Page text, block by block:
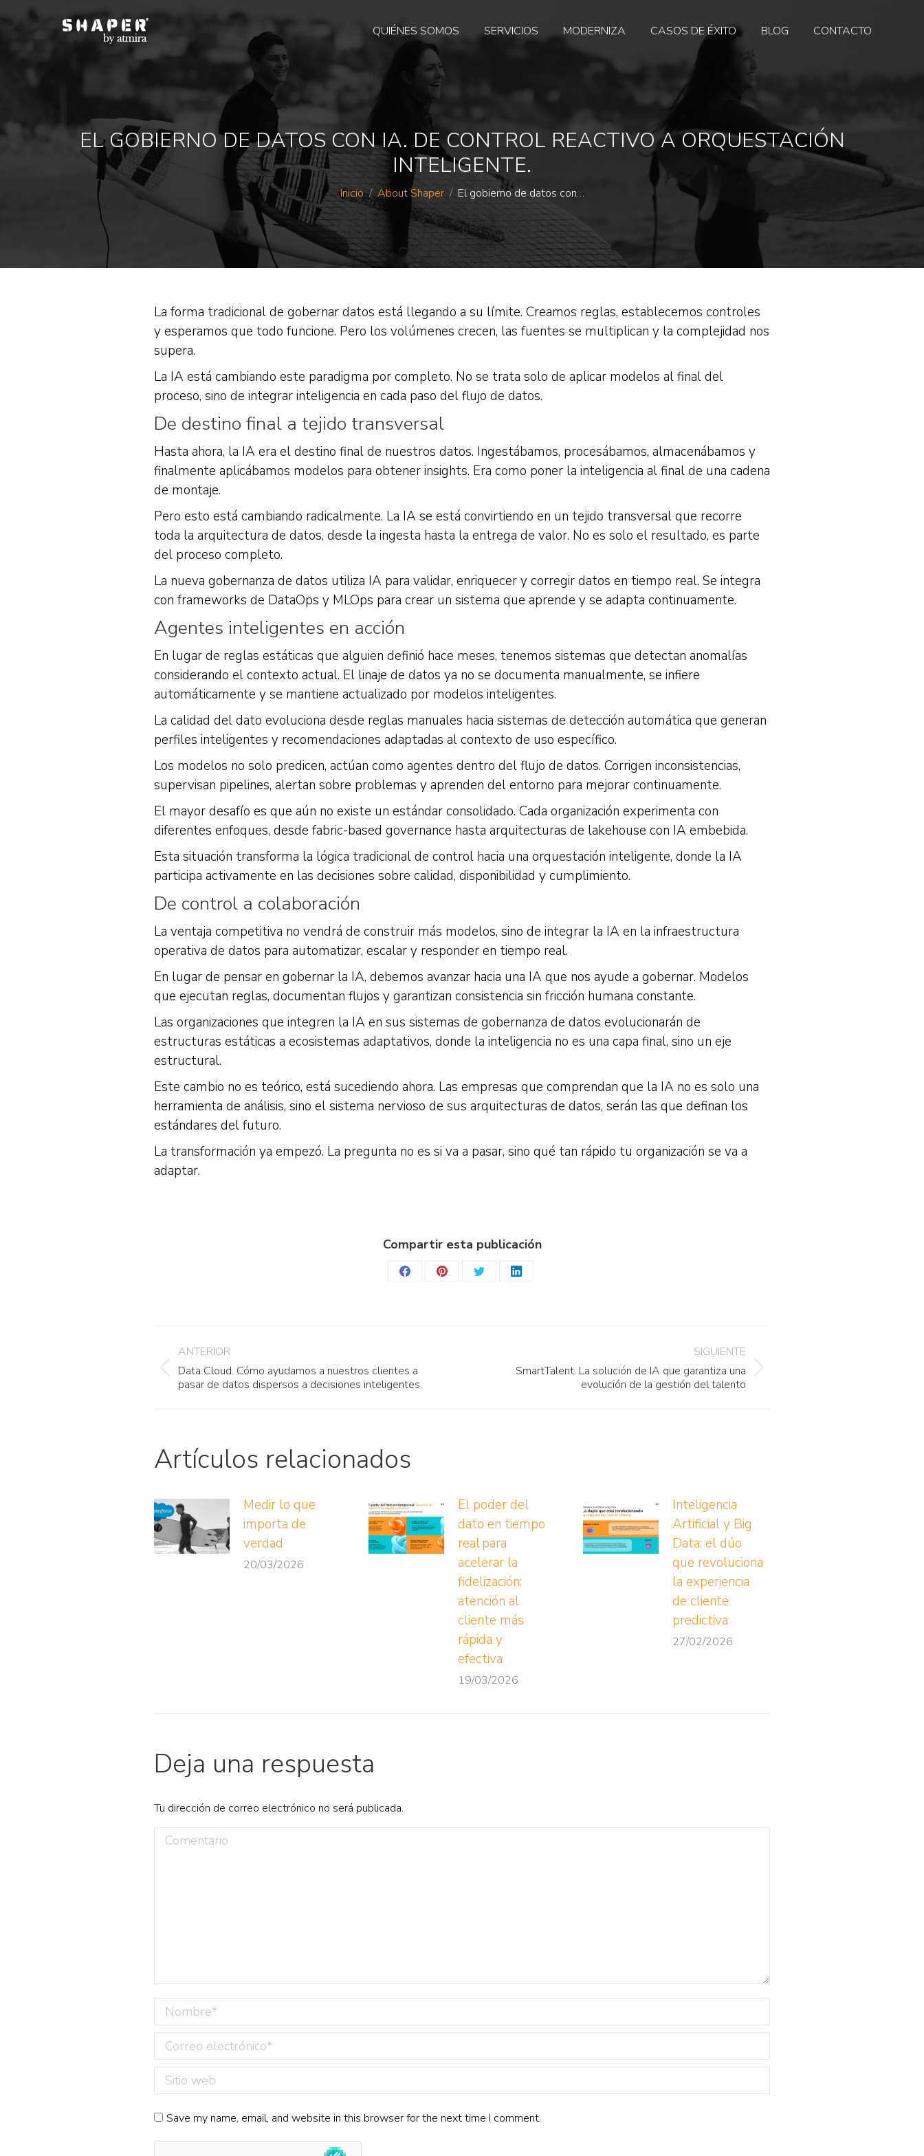
QUIÉNES SOMOS SERVICIOS MODERNIZA CASOS DE ÉXITO BLOG CONTACTO
EL GOBIERNO DE DATOS CON IA. DE CONTROL REACTIVO A ORQUESTACIÓN
INTELIGENTE.
Estás aquí:
Inicio About Shaper El gobierno de datos con…
La forma tradicional de gobernar datos está llegando a su límite. Creamos reglas, establecemos controles
y esperamos que todo funcione. Pero los volúmenes crecen, las fuentes se multiplican y la complejidad nos
supera.
La IA está cambiando este paradigma por completo. No se trata solo de aplicar modelos al final del
proceso, sino de integrar inteligencia en cada paso del flujo de datos.
De destino final a tejido transversal
Hasta ahora, la IA era el destino final de nuestros datos. Ingestábamos, procesábamos, almacenábamos y
finalmente aplicábamos modelos para obtener insights. Era como poner la inteligencia al final de una cadena
de montaje.
Pero esto está cambiando radicalmente. La IA se está convirtiendo en un tejido transversal que recorre
toda la arquitectura de datos, desde la ingesta hasta la entrega de valor. No es solo el resultado, es parte
del proceso completo.
La nueva gobernanza de datos utiliza IA para validar, enriquecer y corregir datos en tiempo real. Se integra
con frameworks de DataOps y MLOps para crear un sistema que aprende y se adapta continuamente.
Agentes inteligentes en acción
En lugar de reglas estáticas que alguien definió hace meses, tenemos sistemas que detectan anomalías
considerando el contexto actual. El linaje de datos ya no se documenta manualmente, se infiere
automáticamente y se mantiene actualizado por modelos inteligentes.
La calidad del dato evoluciona desde reglas manuales hacia sistemas de detección automática que generan
perfiles inteligentes y recomendaciones adaptadas al contexto de uso específico.
Los modelos no solo predicen, actúan como agentes dentro del flujo de datos. Corrigen inconsistencias,
supervisan pipelines, alertan sobre problemas y aprenden del entorno para mejorar continuamente.
El mayor desafío es que aún no existe un estándar consolidado. Cada organización experimenta con
diferentes enfoques, desde fabric-based governance hasta arquitecturas de lakehouse con IA embebida.
Esta situación transforma la lógica tradicional de control hacia una orquestación inteligente, donde la IA
participa activamente en las decisiones sobre calidad, disponibilidad y cumplimiento.
De control a colaboración
La ventaja competitiva no vendrá de construir más modelos, sino de integrar la IA en la infraestructura
operativa de datos para automatizar, escalar y responder en tiempo real.
En lugar de pensar en gobernar la IA, debemos avanzar hacia una IA que nos ayude a gobernar. Modelos
que ejecutan reglas, documentan flujos y garantizan consistencia sin fricción humana constante.
Las organizaciones que integren la IA en sus sistemas de gobernanza de datos evolucionarán de
estructuras estáticas a ecosistemas adaptativos, donde la inteligencia no es una capa final, sino un eje
estructural.
Este cambio no es teórico, está sucediendo ahora. Las empresas que comprendan que la IA no es solo una
herramienta de análisis, sino el sistema nervioso de sus arquitecturas de datos, serán las que definan los
estándares del futuro.
La transformación ya empezó. La pregunta no es si va a pasar, sino qué tan rápido tu organización se va a
adaptar.
Compartir esta publicación
Share
Share
Share
Share
entre
publicaciones
ANTERIOR
Publicación
anterior:
Data Cloud. Cómo ayudamos a nuestros clientes a
pasar de datos dispersos a decisiones inteligentes.
SIGUIENTE
PublicaciónSmartTalent. La solución de IA que garantiza una
evolución de la gestión del talento
Artículos relacionados
Medir lo que
importa de
verdad
20/03/2026
El poder del
dato en tiempo
real para
acelerar la
fidelización:
atención al
cliente más
rápida y
efectiva
19/03/2026
Inteligencia
Artificial y Big
Data: el dúo
que revoluciona
la experiencia
de cliente
predictiva
27/02/2026
Deja una respuesta
Tu dirección de correo electrónico no será publicada.
Comentario
Nombre *
Correo electrónico *
Sitio web
Save my name, email, and website in this browser for the next time I comment.